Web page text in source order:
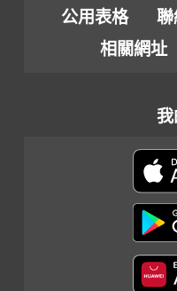
公用表格 聯
相關網址
我